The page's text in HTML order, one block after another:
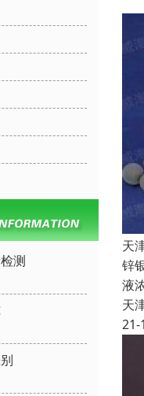
测
天
锌
液
天
21-